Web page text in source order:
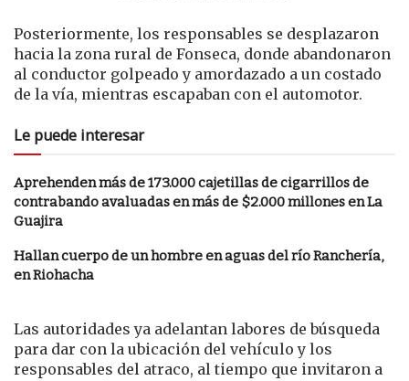
Posteriormente, los responsables se desplazaron
hacia la zona rural de Fonseca, donde abandonaron
al conductor golpeado y amordazado a un costado
de la vía, mientras escapaban con el automotor.
Le puede interesar
Aprehenden más de 173.000 cajetillas de cigarrillos de
contrabando avaluadas en más de $2.000 millones en La
Guajira
Hallan cuerpo de un hombre en aguas del río Ranchería,
en Riohacha
Las autoridades ya adelantan labores de búsqueda
para dar con la ubicación del vehículo y los
responsables del atraco, al tiempo que invitaron a